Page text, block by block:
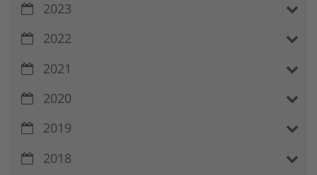
2023
2022
2021
2020
2019
2018